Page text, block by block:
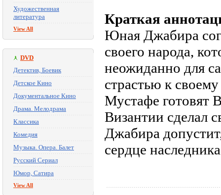
Художественная
литература
View All
DVD
Детектив, Боевик
Детское Кино
Документальное Кино
Драма. Мелодрама
Классика
Комедия
Музыка. Опера. Балет
Русский Сериал
Юмор, Сатира
View All
Краткая
Юная Джабира
своего народа,
неожиданно для
страстью к
Мустафе готовят
Византии сделал
Джабира
сердце